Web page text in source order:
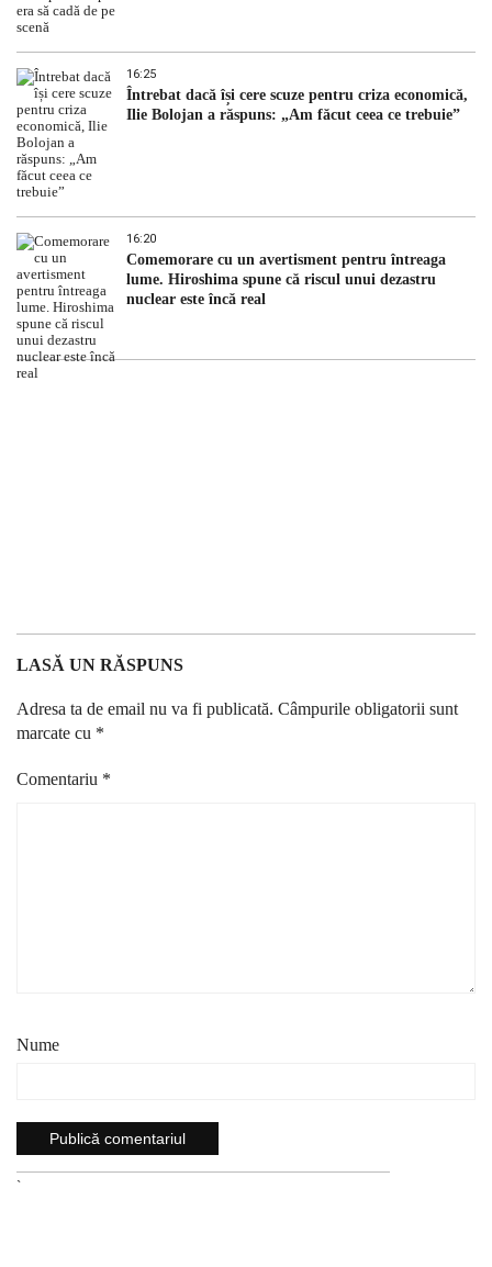
16:25
Întrebat dacă își cere scuze pentru criza economică,
Ilie Bolojan a răspuns: „Am făcut ceea ce trebuie”
16:20
Comemorare cu un avertisment pentru întreaga
lume. Hiroshima spune că riscul unui dezastru
nuclear este încă real
LASĂ UN RĂSPUNS
Adresa ta de email nu va fi publicată. Câmpurile obligatorii sunt
marcate cu *
Comentariu *
Nume
`